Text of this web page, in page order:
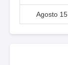
Agosto 15